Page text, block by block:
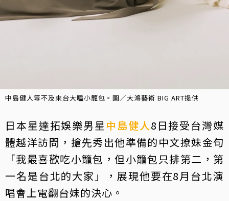
中島健人等不及來台大嗑小籠包。圖／大鴻藝術 BIG ART提供
日本星達拓娛樂男星 中島健人8日接受台灣媒
體越洋訪問，搶先秀出他準備的中文撩妹金句
「我最喜歡吃小籠包，但小籠包只排第二，第
一名是台北的大家」，展現他要在8月台北演
唱會上電翻台妹的決心。